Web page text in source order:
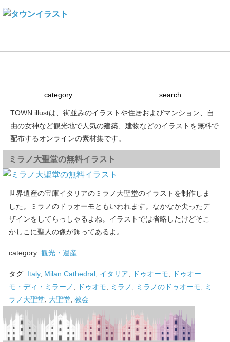
category search
TOWN illustは、街並みのイラストや住居およびマンション、自
由の女神など観光地で人気の建築、建物などのイラストを無料で
配布するオンラインの素材集です。
ミラノ大聖堂の無料イラスト
世界遺産の宝庫イタリアのミラノ大聖堂のイラストを制作しま
した。ミラノのドゥオーモともいわれます。なかなか尖ったデ
ザインをしてらっしゃるよね。イラストでは省略したけどそこ
かしこに聖人の像が飾ってあるよ。
category :観光・遺産
タグ: Italy, Milan Cathedral , イタリア, ドゥオーモ,
ドゥオー
モ・ディ・ミラーノ , ドゥオモ, ミラノ , ミラノのドゥオーモ, ミ
ラノ大聖堂, 大聖堂, 教会